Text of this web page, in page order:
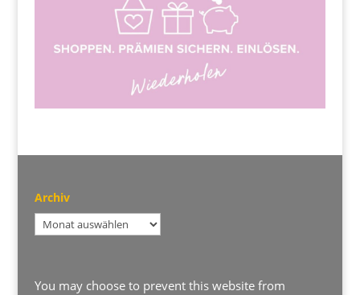
Archiv
Archiv
You may choose to prevent this website from